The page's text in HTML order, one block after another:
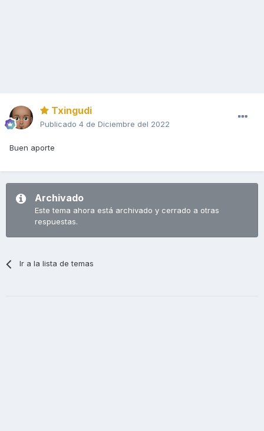
Txingudi
Publicado 4 de Diciembre del 2022
Buen aporte
Archivado
Este tema ahora está archivado y cerrado a otras
respuestas.
Ir a la lista de temas